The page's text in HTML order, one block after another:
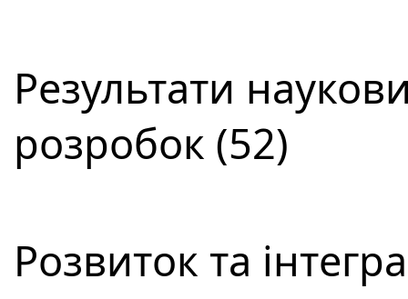
Результати
розробок (52)
Розвиток та